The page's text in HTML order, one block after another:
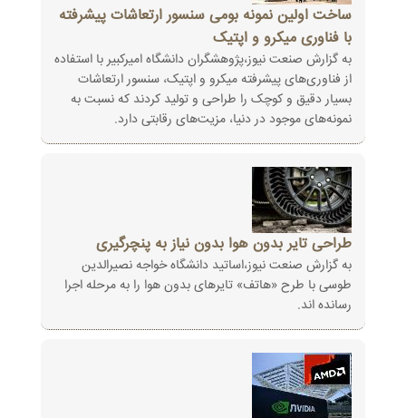
ساخت اولین نمونه بومی سنسور ارتعاشات پیشرفته
با فناوری میکرو و اپتیک
به گزارش صنعت نیوز،پژوهشگران دانشگاه امیرکبیر با استفاده
از فناوری‌های پیشرفته میکرو و اپتیک، سنسور ارتعاشات
بسیار دقیق و کوچک را طراحی و تولید کردند که نسبت به
نمونه‌های موجود در دنیا، مزیت‌های رقابتی دارد.
طراحی تایر بدون هوا بدون نیاز به پنچرگیری
به گزارش صنعت نیوز،اساتید دانشگاه خواجه نصیرالدین
طوسی با طرح «هاتف» تایرهای بدون هوا را به مرحله اجرا
رسانده اند.